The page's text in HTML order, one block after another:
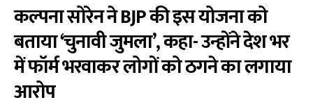
कल्पना सोरेन ने BJP की इस योजना को
बताया ‘चुनावी जुमला’, कहा- उन्होंने देश भर
में फॉर्म भरवाकर लोगों को ठगने का लगाया
आरोप